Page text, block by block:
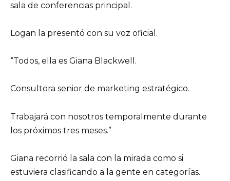
sala de conferencias principal.
Logan la presentó con su voz oficial.
“Todos, ella es Giana Blackwell.
Consultora senior de marketing estratégico.
Trabajará con nosotros temporalmente durante
los próximos tres meses.”
Giana recorrió la sala con la mirada como si
estuviera clasificando a la gente en categorías.